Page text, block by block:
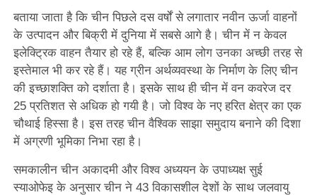
बताया जाता है कि चीन पिछले दस वर्षों से लगातार नवीन ऊर्जा वाहनों
के उत्पादन और बिक्री में दुनिया में सबसे आगे है। चीन में न केवल
इलेक्ट्रिक वाहन तैयार हो रहे हैं, बल्कि आम लोग उनका अच्छी तरह से
इस्तेमाल भी कर रहे हैं। यह ग्रीन अर्थव्यवस्था के निर्माण के लिए चीन
की इच्छाशक्ति को दर्शाता है। इसके साथ ही चीन में वन कवरेज दर
25 प्रतिशत से अधिक हो गयी है। जो विश्व के नए हरित क्षेत्र का एक
चौथाई हिस्सा है। इस तरह चीन वैश्विक साझा समुदाय बनाने की दिशा
में अग्रणी भूमिका निभा रहा है।
समकालीन चीन अकादमी और विश्व अध्ययन के उपाध्यक्ष सुई
स्याओफेइ के अनुसार चीन ने 43 विकासशील देशों के साथ जलवायु